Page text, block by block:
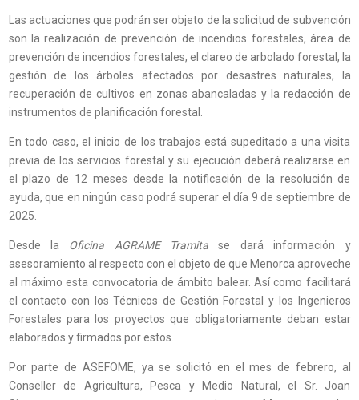
Las actuaciones que podrán ser objeto de la solicitud de subvención
son la realización de prevención de incendios forestales, área de
prevención de incendios forestales, el clareo de arbolado forestal, la
gestión de los árboles afectados por desastres naturales, la
recuperación de cultivos en zonas abancaladas y la redacción de
instrumentos de planificación forestal.
En todo caso, el inicio de los trabajos está supeditado a una visita
previa de los servicios forestal y su ejecución deberá realizarse en
el plazo de 12 meses desde la notificación de la resolución de
ayuda, que en ningún caso podrá superar el día 9 de septiembre de
2025.
Desde la Oficina AGRAME Tramita se dará información y
asesoramiento al respecto con el objeto de que Menorca aproveche
al máximo esta convocatoria de ámbito balear. Así como facilitará
el contacto con los Técnicos de Gestión Forestal y los Ingenieros
Forestales para los proyectos que obligatoriamente deban estar
elaborados y firmados por estos.
Por parte de ASEFOME, ya se solicitó en el mes de febrero, al
Conseller de Agricultura, Pesca y Medio Natural, el Sr. Joan